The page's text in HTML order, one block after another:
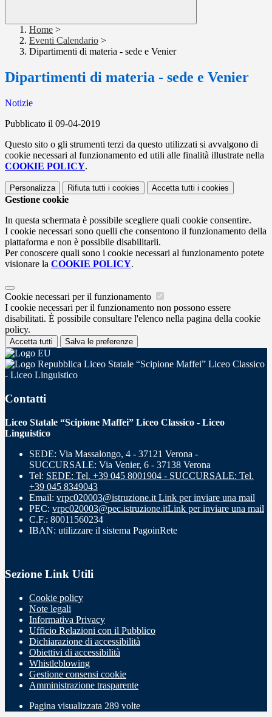
Home >
Eventi Calendario >
Dipartimenti di materia - sede e Venier
Dipartimenti di materia - sede e Venier
Notizie
Pubblicato il 09-04-2019
Questo sito o gli strumenti terzi da questo utilizzati si avvalgono di
cookie necessari al funzionamento ed utili alle finalità illustrate nella
COOKIE POLICY.
Personalizza Rifiuta tutti i cookies Accetta tutti i cookies
Gestione cookie
In questa schermata è possibile scegliere quali cookie consentire.
I cookie necessari sono quelli che consentono il funzionamento della
piattaforma e non è possibile disabilitarli.
Per conoscere quali sono i cookie necessari al funzionamento potete
visionare la COOKIE POLICY.
Cookie necessari per il funzionamento
I cookie necessari per il funzionamento non possono essere
disabilitati. È possibile consultare l'elenco nella pagina della cookie
policy.
Accetta tutti Salva le preferenze
Liceo Statale “Scipione Maffei” Liceo Classico
- Liceo Linguistico
Contatti
Liceo Statale “Scipione Maffei” Liceo Classico - Liceo
Linguistico
SEDE: Via Massalongo, 4 - 37121 Verona -
SUCCURSALE: Via Venier, 6 - 37138 Verona
Tel: SEDE: Tel. +39 045 8001904 - SUCCURSALE: Tel.
+39 045 8349043
Email: vrpc020003@istruzione.it Link per inviare una mail
PEC: vrpc020003@pec.istruzione.itLink per inviare una mail
C.F.: 80011560234
IBAN: utilizzare il sistema PagoinRete
Sezione Link Utili
Cookie policy
Note legali
Informativa Privacy
Ufficio Relazioni con il Pubblico
Dichiarazione di accessibilità
Obiettivi di accessibilità
Whistleblowing
Gestione consensi cookie
Amministrazione trasparente
Pagina visualizzata 289 volte